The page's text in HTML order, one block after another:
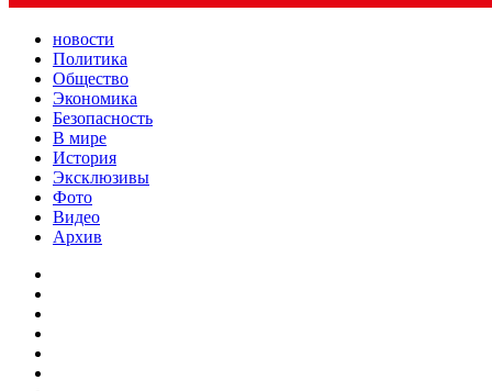
новости
Политика
Общество
Экономика
Безопасность
В мире
История
Эксклюзивы
Фото
Видео
Архив